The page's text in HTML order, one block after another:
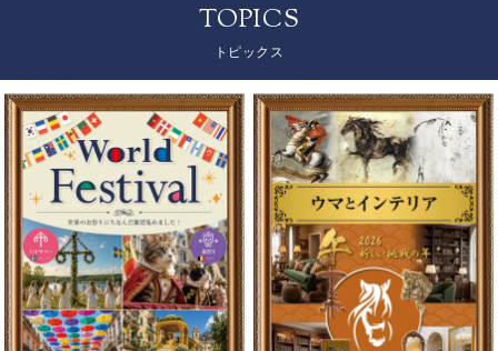
TOPICS
トピックス